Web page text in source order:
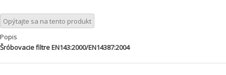
Opýtajte sa na tento produkt
Popis
Šróbovacie filtre EN143:2000/EN14387:2004